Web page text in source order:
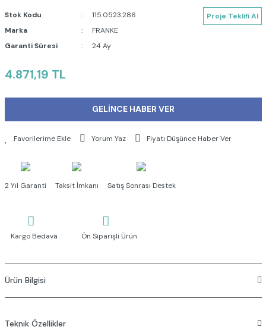
Stok Kodu
115.0523.286
Marka
FRANKE
Garanti Süresi
24 Ay
Proje Teklifi Al
4.871,19 TL
GELİNCE HABER VER
Yorum Yaz Fiyatı Düşünce Haber Ver
2 Yıl Garanti Taksit İmkanı Satış Sonrası Destek
Kargo Bedava Ön Siparişli Ürün
Ürün Bilgisi
Teknik Özellikler